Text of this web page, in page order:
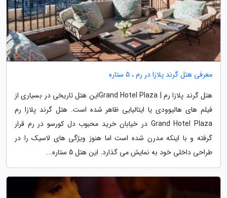
معرفی هتل گرند پلازا در رم ، 5 ستاره
هتل گرند پلازا رم | Grand Hotel Plazaاین هتل تاریخی در بسیاری از
فیلم های هالیوودی یا ایتالیایی ظاهر شده است. هتل گرند پلازا رم
Grand Hotel Plaza در خیابان خرید محبوب دل کورسو در رم قرار
گرفته و با اینکه مدرن شده است اما هنوز ویژگی های لاسیک را در
طراحی داخلی خود به نمایش می گذارد. این هتل 5 ستاره...